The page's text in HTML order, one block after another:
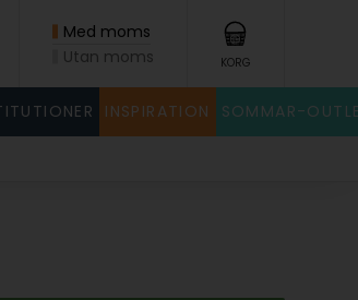
Med moms
Utan moms
KORG
INSPIRATION SOMMAR-